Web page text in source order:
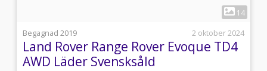
14
Begagnad 2019
2 oktober 2024
Land Rover Range Rover Evoque TD4
AWD Läder Svensksåld